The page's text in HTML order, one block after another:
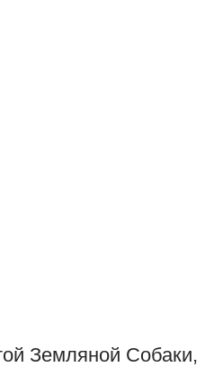
Земляной Собаки,